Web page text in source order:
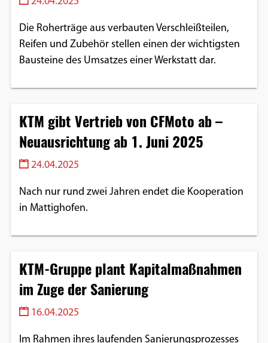
Die Roherträge aus verbauten Verschleißteilen,
Reifen und Zubehör stellen einen der wichtigsten
Bausteine des Umsatzes einer Werkstatt dar.
KTM gibt Vertrieb von CFMoto ab –
Neuausrichtung ab 1. Juni 2025
24.04.2025
Nach nur rund zwei Jahren endet die Kooperation
in Mattighofen.
KTM-Gruppe plant Kapitalmaßnahmen
im Zuge der Sanierung
16.04.2025
Im Rahmen ihres laufenden Sanierungsprozesses